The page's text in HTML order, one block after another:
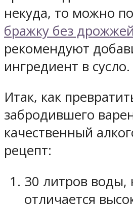
некуда, то можно
бражку без дрожжей
рекомендуют
ингредиент в сусло.
Итак, как
забродившего
качественный
рецепт:
30 литров воды,
отличается